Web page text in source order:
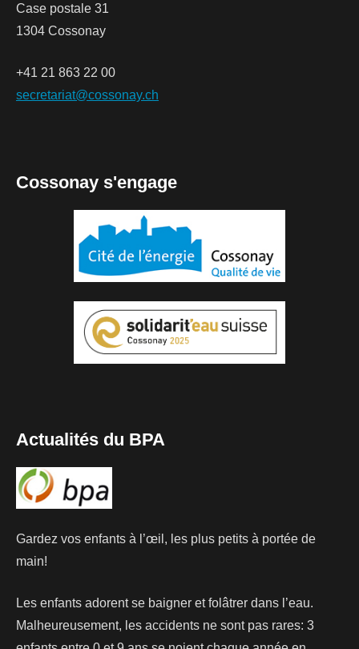
Case postale 31
1304 Cossonay
+41 21 863 22 00
secretariat@cossonay.ch
Cossonay s'engage
Actualités du BPA
Gardez vos enfants à l’œil, les plus petits à portée de
main!
Les enfants adorent se baigner et folâtrer dans l’eau.
Malheureusement, les accidents ne sont pas rares: 3